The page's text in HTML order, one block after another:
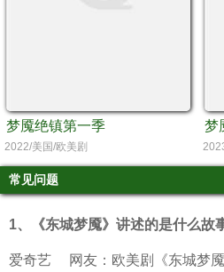
梦魇绝镇第一季
2022/美国/欧美剧
梦
常见问题
1、 《东城梦魇》讲述的是什么故
爱奇艺
网友：欧美剧《东城梦